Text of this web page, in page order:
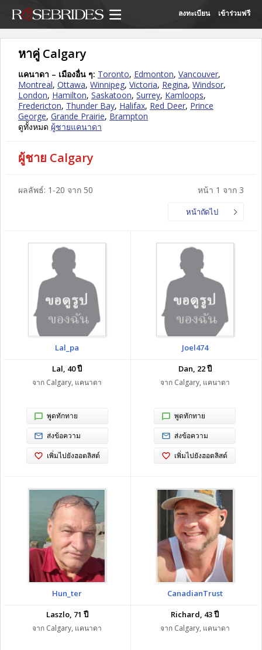
ลงทะเบียน เข้าร่วมฟรี
หาคู่ Calgary
แคนาดา – เมืองอื่น ๆ: Toronto, Edmonton, Vancouver,
Montreal, Ottawa, Winnipeg, Victoria, Regina, Windsor,
London, Hamilton, Saskatoon, Surrey, Kamloops,
Fredericton, Thunder Bay, Halifax, Red Deer, Prince
George, Grande Prairie, Brampton
ดูทั้งหมด ผู้ชายแคนาดา
ผู้ชาย Calgary
หน้า 1 จาก 3
หน้าถัดไป
ผลลัพธ์: 1-20 จาก 50
Lal_pa
Lal, 40 ปี
จาก Calgary, แคนาดา
พูดทักทาย
ส่งข้อความ
เพิ่มไปยังฮอตลิสต์
Joel474
Dan, 22 ปี
จาก Calgary, แคนาดา
พูดทักทาย
ส่งข้อความ
เพิ่มไปยังฮอตลิสต์
Hun_ter
Laszlo, 71 ปี
จาก Calgary, แคนาดา
CanadianTrust
Richard, 43 ปี
จาก Calgary, แคนาดา